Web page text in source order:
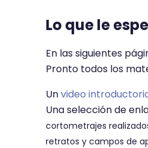
Lo que le
En las siguientes
Pronto todos los
Unvideo
Una selección de
cortometrajes
retratos y campos de